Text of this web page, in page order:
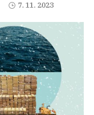
7. 11. 2023